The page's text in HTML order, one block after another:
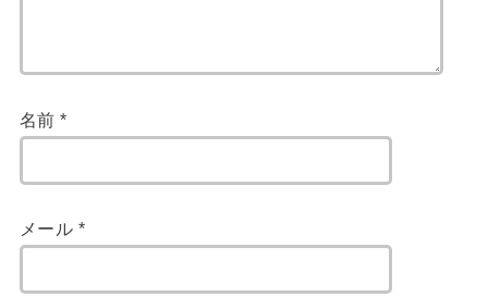
名前*
メール *